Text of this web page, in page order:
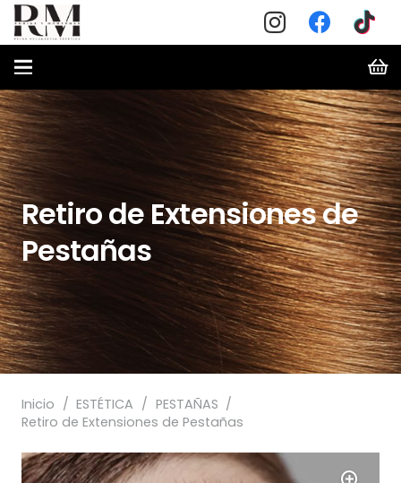
Retiro de Extensiones de
Pestañas
Inicio / ESTÉTICA / PESTAÑAS /
Retiro de Extensiones de Pestañas